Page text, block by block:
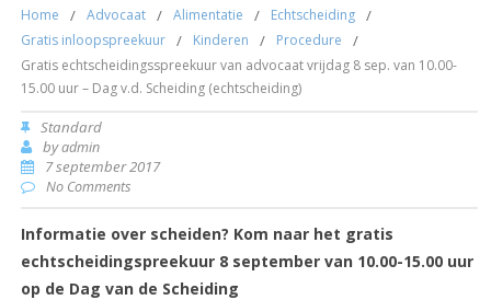
Home / Advocaat / Alimentatie / Echtscheiding /
Gratis inloopspreekuur / Kinderen / Procedure /
Gratis echtscheidingsspreekuur van advocaat vrijdag 8 sep. van 10.00-
15.00 uur – Dag v.d. Scheiding (echtscheiding)
Standard
byadmin
7 september 2017
No Comments
Informatie over scheiden? Kom naar het gratis
echtscheidingspreekuur 8 september van 10.00-15.00 uur
op de Dag van de Scheiding